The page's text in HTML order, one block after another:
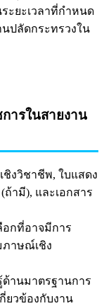
ะยะเวลาที่กำหนด
ปลัดกระทรวงใน
ารในสายงาน
ชิงวิชาชีพ, ใบแสดง
ามี), และเอกสาร
อกที่อาจมีการ
าษณ์เชิง
ด้านมาตรฐานการ
ยวข้องกับงาน